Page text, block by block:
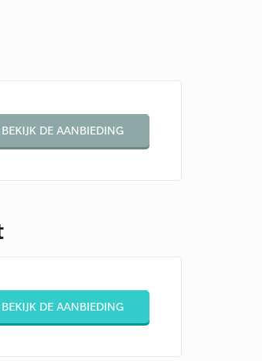
BEKIJK DE AANBIEDING
BEKIJK DE AANBIEDING